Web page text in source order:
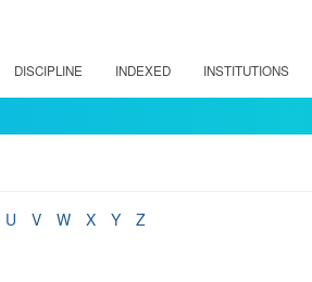
DISCIPLINE INDEXED INSTITUTIONS
U V W X Y Z